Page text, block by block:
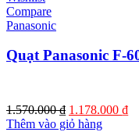
Compare
Panasonic
Quạt Panasonic F-
1.570.000₫ Giá
gốc
1.178.000 ₫Giá
Thêm vào giỏ hàng